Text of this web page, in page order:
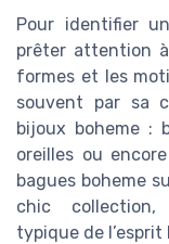
Pour identifier
prêter attention
formes et les
souvent par sa
bijoux boheme :
oreilles ou
bagues boheme
chic collection,
typique de l’esprit